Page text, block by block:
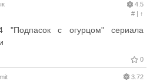
4.5
#| ↑
"Подпасок с огурцом" сериала
0
3.72